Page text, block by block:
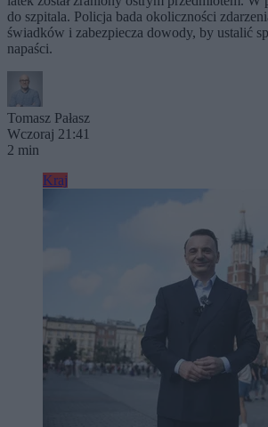
do szpitala. Policja bada okoliczności
świadków i zabezpiecza dowody, by ustalić
napaści.
Tomasz Pałasz
Wczoraj 21:41
2 min
Kraj